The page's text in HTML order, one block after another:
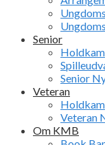
Senior
Senior
Veteran
Veteran
Om KMB